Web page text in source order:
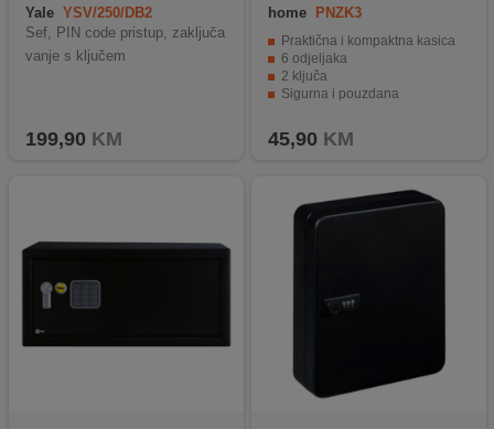
Yale YSV/250/DB2
Sef, PIN code pristup, zaključa
vanje s ključem
199,90 KM
home PNZK3
Praktična i kompaktna kasica
6 odjeljaka
2 ključa
Sigurna i pouzdana
45,90 KM